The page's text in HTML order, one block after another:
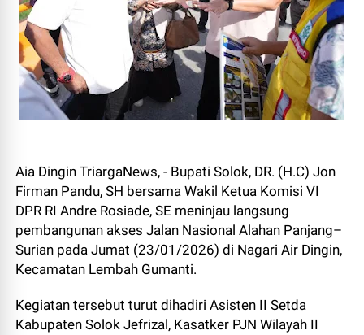
Aia Dingin TriargaNews, - Bupati Solok, DR. (H.C) Jon
Firman Pandu, SH bersama Wakil Ketua Komisi VI
DPR RI Andre Rosiade, SE meninjau langsung
pembangunan akses Jalan Nasional Alahan Panjang–
Surian pada Jumat (23/01/2026) di Nagari Air Dingin,
Kecamatan Lembah Gumanti.
Kegiatan tersebut turut dihadiri Asisten II Setda
Kabupaten Solok Jefrizal, Kasatker PJN Wilayah II